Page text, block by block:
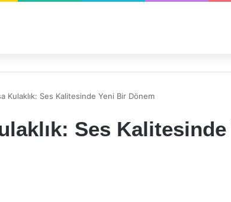
Kulaklık: Ses Kalitesinde Yeni Bir Dönem
Ses